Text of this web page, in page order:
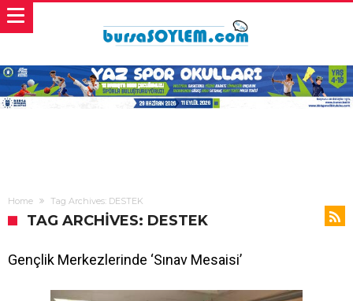
Home Tag Archives: DESTEK
TAG ARCHIVES: DESTEK
Gençlik Merkezlerinde ‘Sınav Mesaisi’